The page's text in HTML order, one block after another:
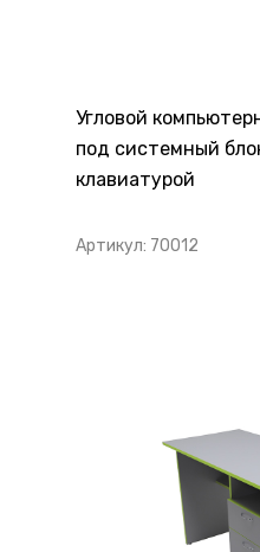
Угловой
под системный
клавиатурой
Артикул: 70012